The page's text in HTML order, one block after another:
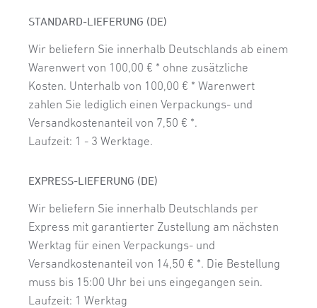
STANDARD-LIEFERUNG (DE)
Wir beliefern Sie innerhalb Deutschlands ab einem
Warenwert von 100,00 € * ohne zusätzliche
Kosten. Unterhalb von 100,00 € * Warenwert
zahlen Sie lediglich einen Verpackungs- und
Versandkostenanteil von 7,50 € *.
Laufzeit: 1 - 3 Werktage.
EXPRESS-LIEFERUNG (DE)
Wir beliefern Sie innerhalb Deutschlands per
Express mit garantierter Zustellung am nächsten
Werktag für einen Verpackungs- und
Versandkostenanteil von 14,50 € *. Die Bestellung
muss bis 15:00 Uhr bei uns eingegangen sein.
Laufzeit: 1 Werktag